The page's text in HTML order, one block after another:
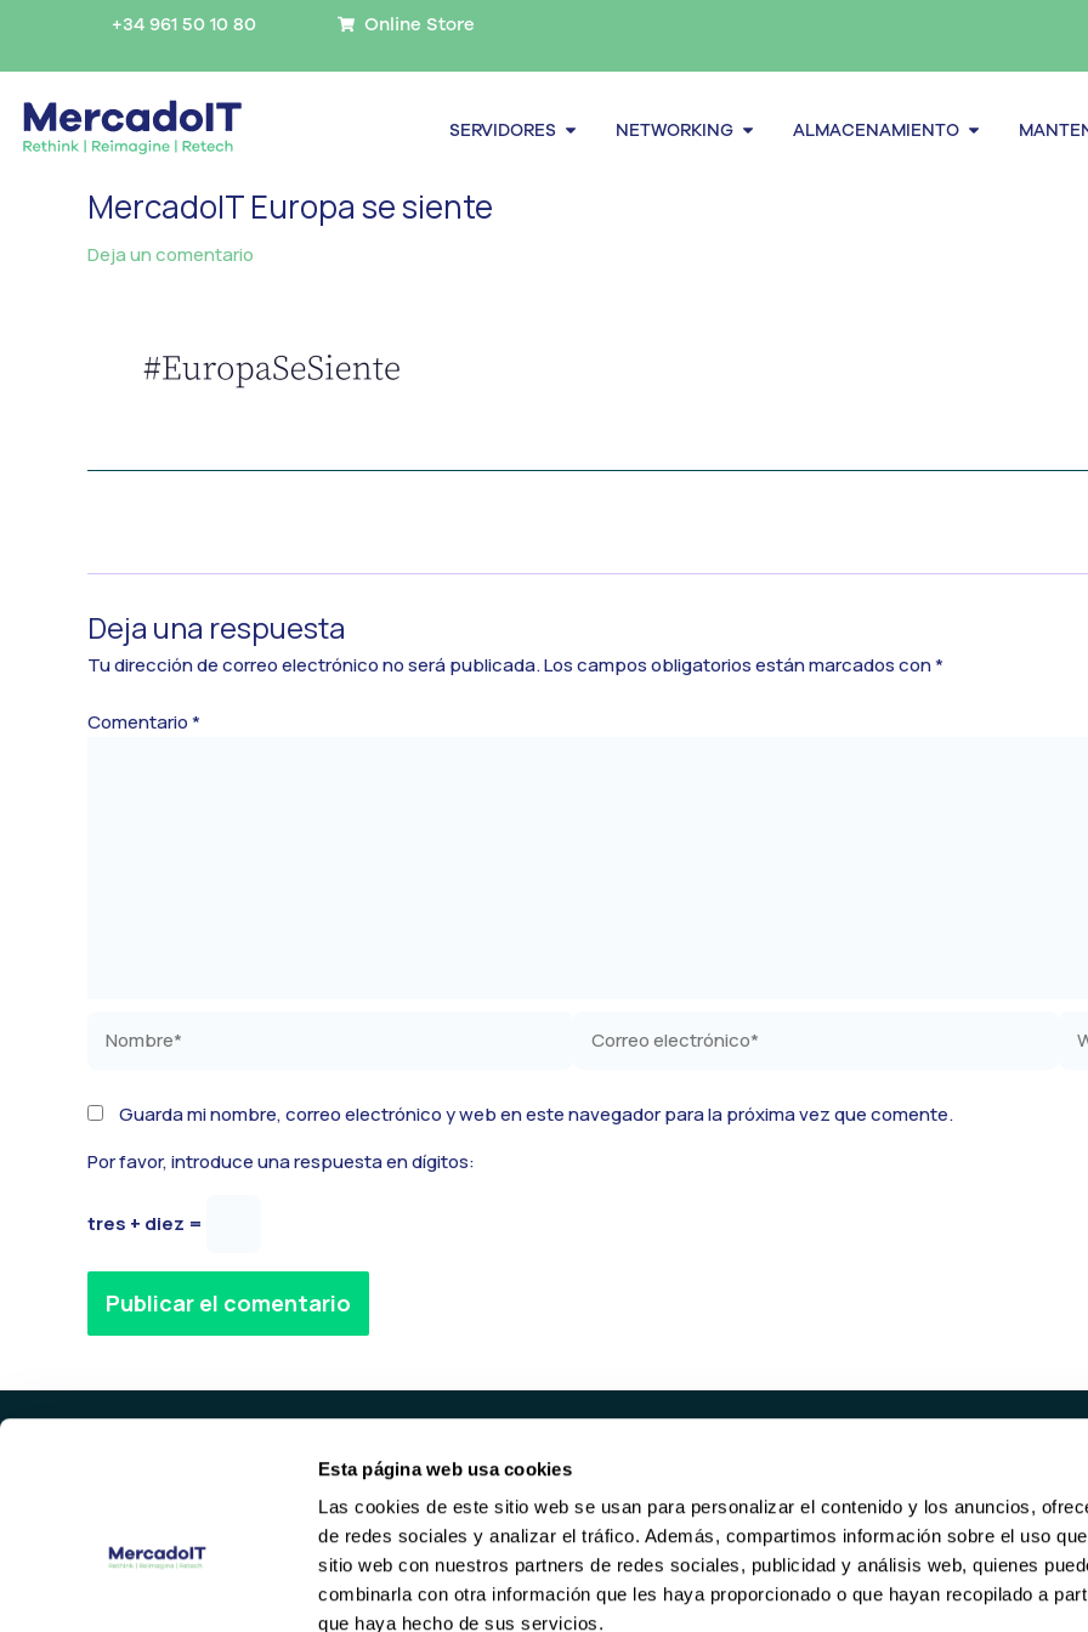
Esta página web usa cookies
Las cookies de este sitio web se usan para personalizar el contenido y los anuncios,
de redes sociales y analizar el tráfico. Además, compartimos información sobre el uso
sitio web con nuestros partners de redes sociales, publicidad y análisis web, quienes
combinarla con otra información que les haya proporcionado o que hayan recopilado a
que haya hecho de sus servicios.
contenido
+34 961 50 10 80 Online Store
SERVIDORES Abrir Servidores
NETWORKING Abrir Networking
ALMACENAMIENTO Abrir
MercadoIT Europa se siente
Deja un comentario
Deja una respuesta
Tu dirección de correo electrónico no será publicada.Los campos obligatorios están marcados con*
Comentario*
electrónico*
Guarda mi nombre, correo electrónico y web en este navegador para la próxima vez que comente.
Por favor, introduce una respuesta en dígitos:
tres + diez =
Valencia
contacto@mercadoit.com
PRODUCTOS
SERVIDORES REACONDICIONADOS
HARDWARE DE ALMACENAMIENTO
NETWORKING
SERVICIOS
RECOMPRA
BORRADO DE DATOS
MANTENIMIENTO
GARANTÍA DE POR VIDA